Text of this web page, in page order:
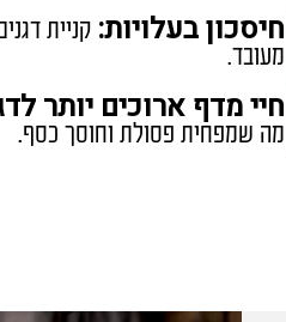
חיסכון בעלויות: קניית
מעובד.
חיי מדף ארוכים יותר
מה שמפחית פסולת וחוסך כסף.